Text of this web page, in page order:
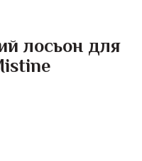
лосьон для